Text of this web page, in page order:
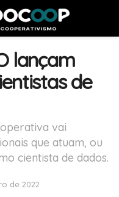
lançam
de
vai
que atuam, ou
cientista de dados.
de 2022